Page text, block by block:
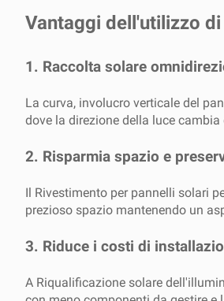
Vantaggi dell'utilizzo
1. Raccolta solare
La curva, involucro verticale del
dove la direzione della luce
2. Risparmia spazio e
Il Rivestimento per pannelli solari
prezioso spazio mantenendo un
3. Riduce i costi di
A Riqualificazione solare